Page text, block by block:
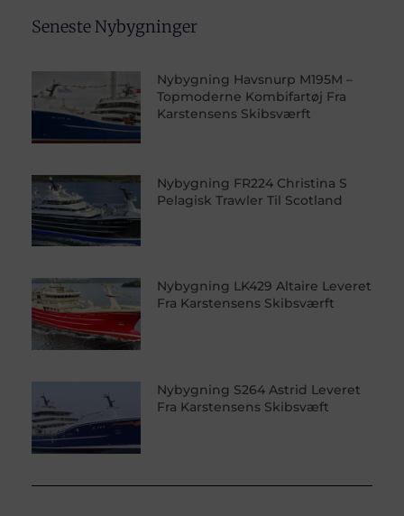
Seneste Nybygninger
Nybygning Havsnurp M195M –
Topmoderne Kombifartøj Fra
Karstensens Skibsværft
Nybygning FR224 Christina S
Pelagisk Trawler Til Scotland
Nybygning LK429 Altaire Leveret
Fra Karstensens Skibsværft
Nybygning S264 Astrid Leveret
Fra Karstensens Skibsvæft